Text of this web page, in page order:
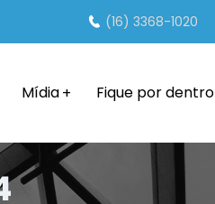
(16) 3368-1020
Mídia Fique por dentro